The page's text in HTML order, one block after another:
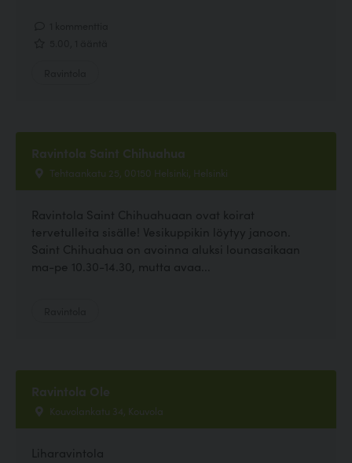
Ravintola Saint Chihuahua
Tehtaankatu 25, 00150 Helsinki, Helsinki
Ravintola Saint Chihuahuaan ovat koirat
tervetulleita sisälle! Vesikuppikin löytyy janoon.
Saint Chihuahua on avoinna aluksi lounasaikaan
ma-pe 10.30-14.30, mutta avaa...
Ravintola Ole
Kouvolankatu 34, Kouvola
Liharavintola